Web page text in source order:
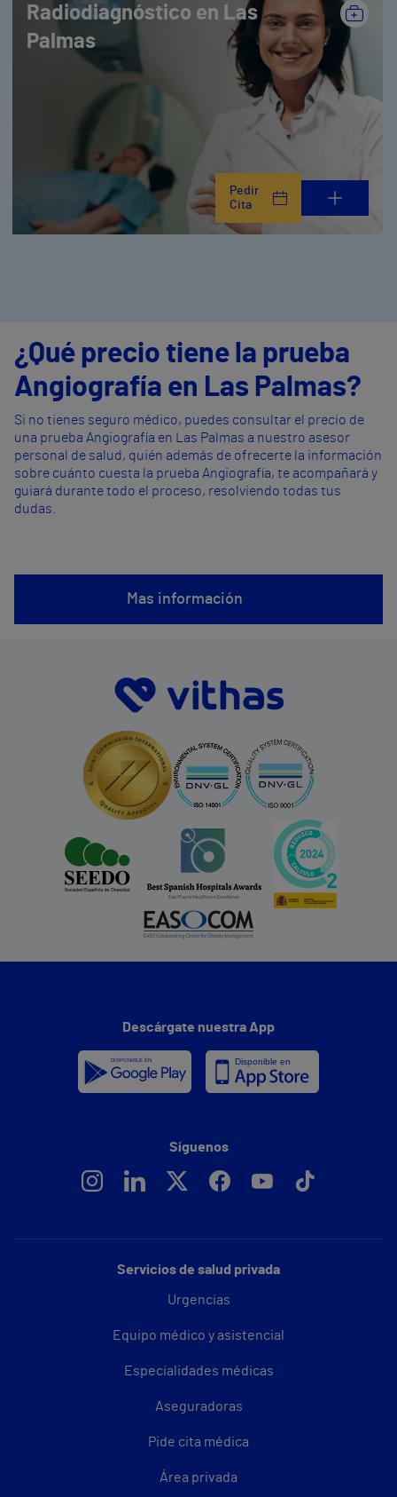
Radiodiagnóstico en Las
Palmas
Pedir
Cita
¿Qué precio tiene la prueba
Angiografía en Las Palmas?
Si no tienes seguro médico, puedes consultar el precio de
una prueba Angiografía en Las Palmas a nuestro asesor
personal de salud, quién además de ofrecerte la información
sobre cuánto cuesta la prueba Angiografía, te acompañará y
guiará durante todo el proceso, resolviendo todas tus
dudas.
Mas información
Servicios de salud privada
Urgencias
Equipo médico y asistencial
Especialidades médicas
Aseguradoras
Pide cita médica
Área privada
Descárgate nuestra App
Síguenos